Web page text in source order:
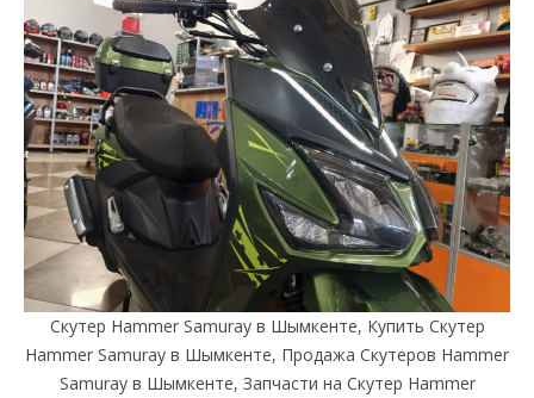
Скутер Hammer Samuray в Шымкенте, Купить Скутер
Hammer Samuray в Шымкенте, Продажа Скутеров Hammer
Samuray в Шымкенте, Запчасти на Скутер Hammer